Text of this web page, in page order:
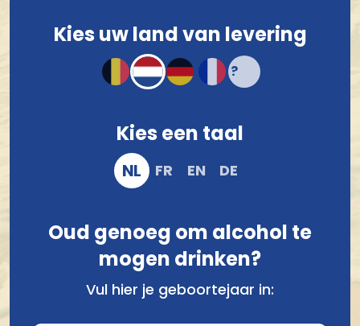
hieronder een groot assortiment Belgische witbieren
en bestel ze eenvoudig online. Wij staan in voor een
snelle en 100% verzekerde verzending. Vragen?
Contacteer Belgian Beer Heaven.
Martin's White IPA 33Cl
€ 2,63
Troublette Witbier 5° 33Cl
Kies uw land van levering
Kies een taal
NL FR EN DE
Oud genoeg om alcohol te
mogen drinken?
Vul hier je geboortejaar in: